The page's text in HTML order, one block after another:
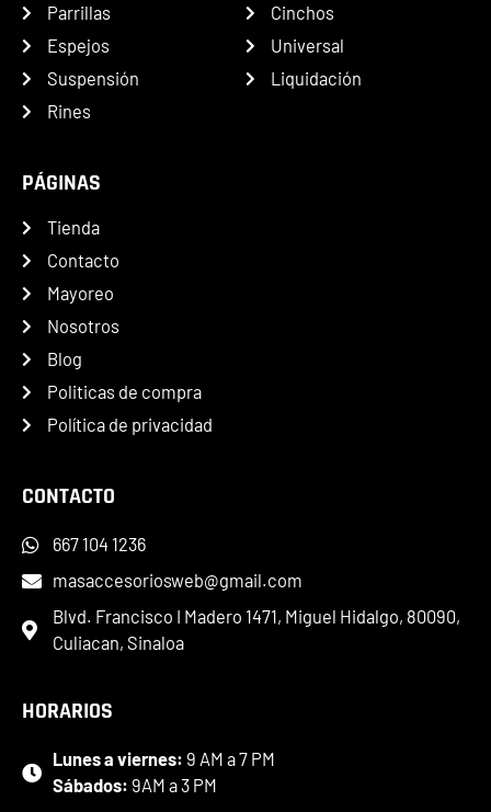
Parrillas
Espejos
Suspensión
Rines
Cinchos
Universal
Liquidación
PÁGINAS
Tienda
Contacto
Mayoreo
Nosotros
Blog
Politicas de compra
Política de privacidad
CONTACTO
667 104 1236
masaccesoriosweb@gmail.com
Blvd. Francisco I Madero 1471, Miguel Hidalgo, 80090,
Culiacan, Sinaloa
HORARIOS
Lunes a viernes: 9 AM a 7 PM
Sábados: 9AM a 3 PM